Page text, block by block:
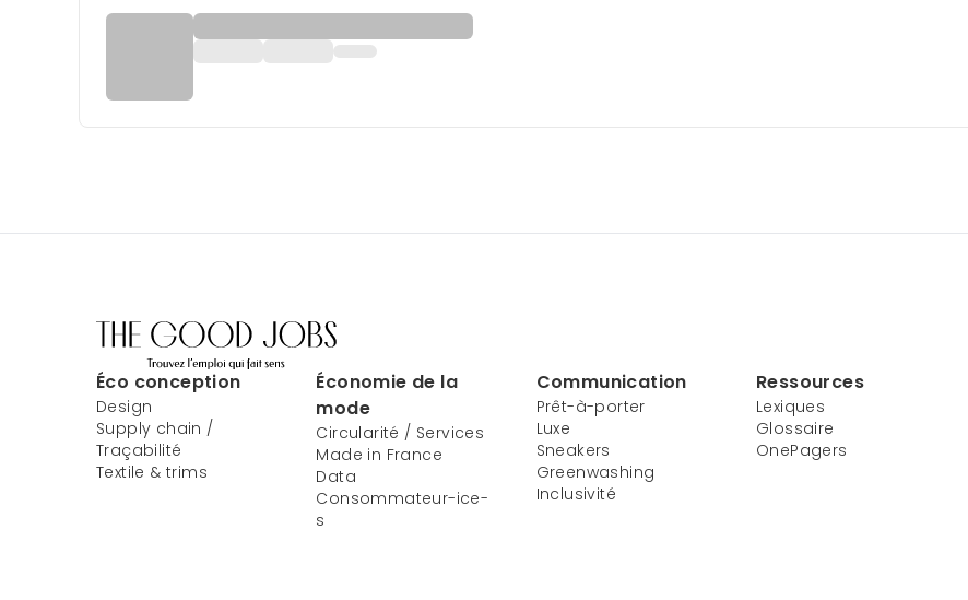
Éco conception
Design
Supply chain /
Traçabilité
Textile & trims
Économie de la
mode
Circularité / Services
Made in France
Data
Consommateur-ice-
s
Communication
Prêt-à-porter
Luxe
Sneakers
Greenwashing
Inclusivité
Ressources
Lexiques
Glossaire
OnePagers